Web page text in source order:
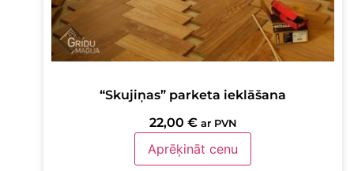
“Skujiņas” parketa ieklāšana
22,00 € ar PVN
Aprēķināt cenu